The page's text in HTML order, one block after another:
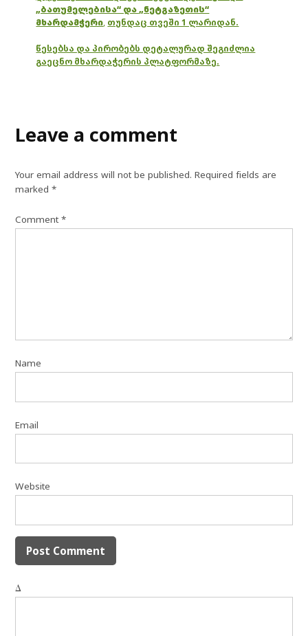
„ბათუმელებისა“ და „ნეტგაზეთის“
მხარდამჭერი, თუნდაც თვეში 1 ლარიდან.
წესებსა და პირობებს დეტალურად შეგიძლია
გაეცნო მხარდაჭერის პლატფორმაზე.
Leave a comment
Your email address will not be published. Required fields are
marked*
Comment*
Name
Email
Website
Δ